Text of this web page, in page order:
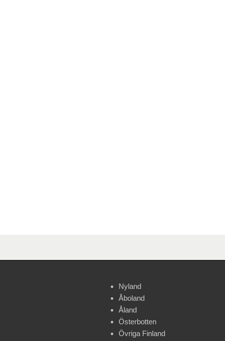
Nyland
Åboland
Åland
Österbotten
Övriga Finland